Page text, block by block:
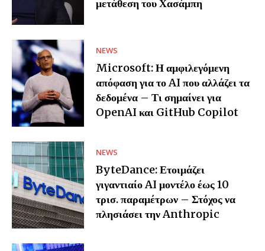
μετάθεση του Χασάμπη
NEWS
Microsoft: Η αμφιλεγόμενη
απόφαση για το AI που αλλάζει τα
δεδομένα – Τι σημαίνει για
OpenAI και GitHub Copilot
NEWS
ByteDance: Ετοιμάζει
γιγαντιαίο AI μοντέλο έως 10
τρισ. παραμέτρων – Στόχος να
πλησιάσει την Anthropic